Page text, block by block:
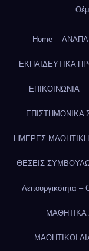
Home
ΕΚΠΑΙΔΕΥΤΙΚΑ
ΕΠΙΚΟΙΝΩΝΙΑ
ΕΠΙΣΤΗΜΟΝΙΚΑ
ΗΜΕΡΕΣ
ΘΕΣΕΙΣ
Λειτουργικότητα
ΜΑΘΗΤΙΚΑ
ΜΑΘΗΤΙΚΟΙ